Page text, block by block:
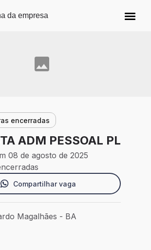
principal
da empresa
encerradas
ADM PESSOAL PL
08 de agosto de 2025
Compartilhar vaga
Luís Eduardo Magalhães - BA
Magalhães - BA
Efetivo